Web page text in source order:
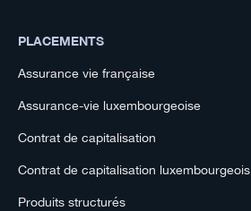
PLACEMENTS
Assurance vie française
Assurance-vie luxembourgeoise
Contrat de capitalisation
Contrat de capitalisation luxembourgeois
Produits structurés